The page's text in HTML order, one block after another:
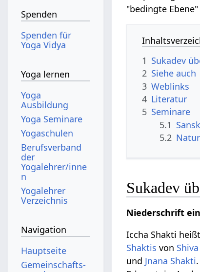
"bedingte
1 Sukadev
2 Siehe auch
3 Weblinks
4 Literatur
5 Seminare
5.1
5.2
Sukadev
Niederschrift
Iccha Shakti
Shaktis von Shiva
und Jnana Shakti
Spenden
Spenden für
Yoga Vidya
Yoga lernen
Yoga
Ausbildung
Yoga Seminare
Yogaschulen
Berufsverband
der
Yogalehrer/inne
n
Yogalehrer
Verzeichnis
Navigation
Hauptseite
Gemeinschafts­